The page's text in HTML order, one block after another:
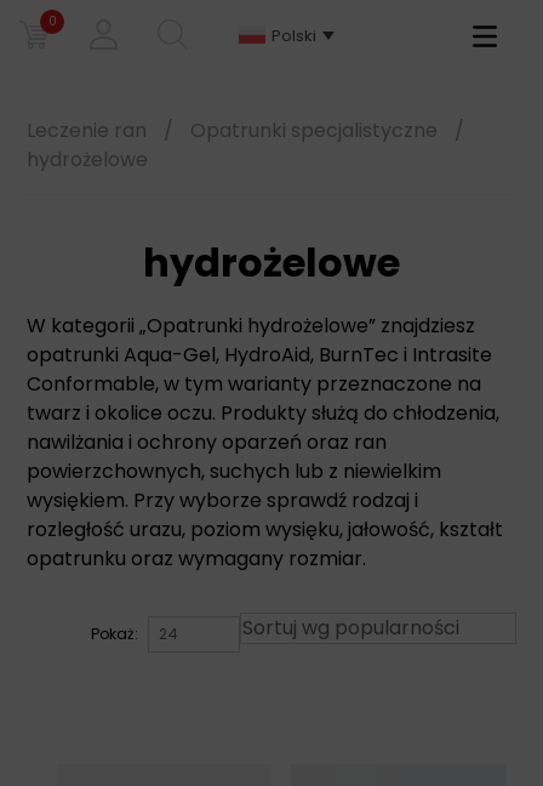
0
Polski
Primary
Leczenie ran / Opatrunki specjalistyczne
/
hydrożelowe
hydrożelowe
W kategorii „Opatrunki hydrożelowe” znajdziesz
opatrunki Aqua-Gel, HydroAid, BurnTec i Intrasite
Conformable, w tym warianty przeznaczone na
twarz i okolice oczu. Produkty służą do chłodzenia,
nawilżania i ochrony oparzeń oraz ran
powierzchownych, suchych lub z niewielkim
wysiękiem. Przy wyborze sprawdź rodzaj i
rozległość urazu, poziom wysięku, jałowość, kształt
opatrunku oraz wymagany rozmiar.
Pokaż: